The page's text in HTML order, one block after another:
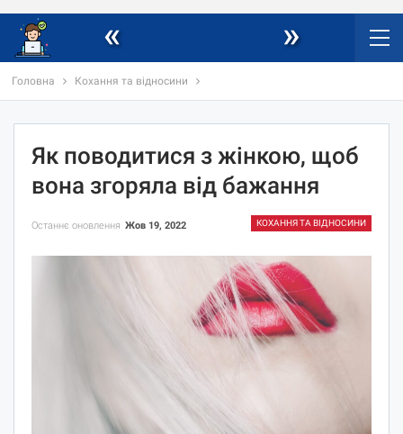
« »
Головна Кохання та відносини
Як поводитися з жінкою, щоб
вона згоряла від бажання
КОХАННЯ ТА ВІДНОСИНИ
Останнє оновлення Жов 19, 2022